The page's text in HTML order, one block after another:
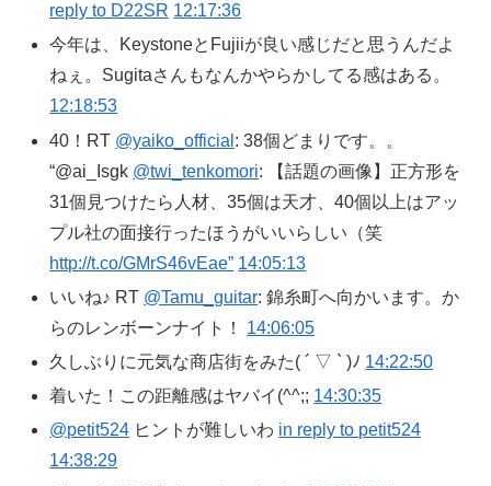
reply to D22SR 12:17:36
今年は、KeystoneとFujiiが良い感じだと思うんだよ
ねぇ。Sugitaさんもなんかやらかしてる感はある。
12:18:53
40！RT @yaiko_official : 38個どまりです。。
“@ai_Isgk @twi_tenkomori: 【話題の画像】正方形を
31個見つけたら人材、35個は天才、40個以上はアッ
プル社の面接行ったほうがいいらしい（笑
http://t.co/GMrS46vEae” 14:05:13
いいね♪ RT @Tamu_guitar: 錦糸町へ向かいます。か
らのレンボーンナイト！ 14:06:05
久しぶりに元気な商店街をみた( ´ ▽ ` )ﾉ 14:22:50
着いた！この距離感はヤバイ(^^;; 14:30:35
@petit524 ヒントが難しいわ in reply to petit524
14:38:29